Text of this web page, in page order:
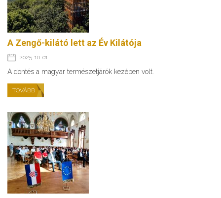
A Zengő-kilátó lett az Év Kilátója
2025. 10. 01.
A döntés a magyar természetjárók kezében volt.
TOVÁBB